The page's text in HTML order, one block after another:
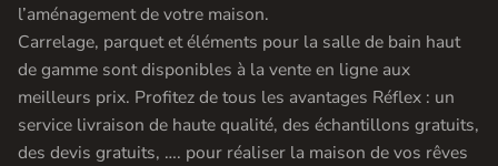
l’aménagement de votre maison.
Carrelage, parquet et éléments pour la salle de bain haut
de gamme sont disponibles à la vente en ligne aux
meilleurs prix. Profitez de tous les avantages Réflex : un
service livraison de haute qualité, des échantillons gratuits,
des devis gratuits, …. pour réaliser la maison de vos rêves